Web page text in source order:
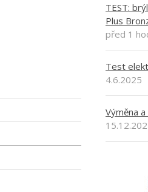
TEST:
Plus
před 1
Test
4.6.2025
Výměna